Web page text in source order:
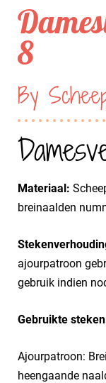
8
By
Materiaal:
breinaalden
ajourpatroon
gebruik indien
Gebruikte
Ajourpatroon:
heengaande